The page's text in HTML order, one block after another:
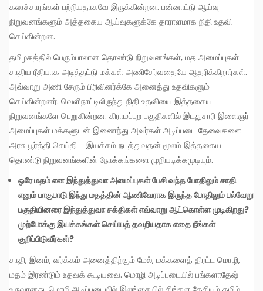
கலாச்சாரங்கள் பற்றியதாகவே இருக்கின்றன. பன்னாட்டு ஆய்வு
நிறுவனங்களும் அத்தகைய ஆய்வுகளுக்கே தாராளமாக நிதி உதவி
செய்கின்றன.
தமிழகத்தில் பெரும்பாலான தொண்டு நிறுவனங்கள், மத அமைப்புகள்
சாதிய ரீதியாக அடித்தட்டு மக்கள் அணிசேர்வதையே ஆதரிக்கிறார்கள்.
அவ்வாறு அணி சேரும் பிரிவினர்க்கே அனைத்து உதவிகளும்
செய்கின்றனர். வெளிநாட்டிலிருந்து நிதி உதவியை இத்தகைய
நிறுவனங்களே பெறுகின்றன. கிராமப்புற பகுதிகளில் இடதுசாரி இளைஞர்
அமைப்புகள் மக்களுடன் இணைந்து அவர்கள் அடிப்படை தேவைகளை
அரசு பூர்த்தி செய்திட இயக்கம் நடத்துவதன் மூலம் இத்தகைய
தொண்டு நிறுவனங்களின் நோக்கங்களை முறியடிக்கமுடியும்.
ஒரேமதம்எனஇந்துத்துவாஅமைப்புகள்பேசிவந்தபோதிலும்சாதி
எனும்பாகுபாடுஇந்துமதத்தின்ஆணிவேராகஇருந்தபோதிலும்பல்வேறு
பகுதியினரைஇந்துத்துவாசக்திகள்எவ்வாறு ஆட்கொள்ளமுடிகிறது?
முற்போக்குஇயக்கங்கள்செய்யத்தவறியதாகஎதைநீங்கள்
குறிப்பிடுவீர்கள்?
சாதி, இனம், வர்க்கம் அனைத்திற்கும் மேல், மக்களைத் திரட்ட மொழி,
மதம் இரண்டும் உதவக் கூடியவை. மொழி அடிப்படையில் பங்களாதேஷ்